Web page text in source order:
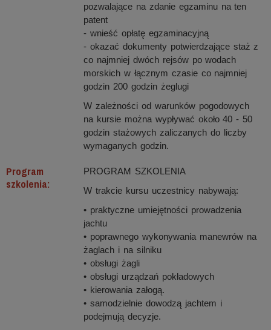
pozwalające na zdanie egzaminu na ten
patent
- wnieść opłatę egzaminacyjną
- okazać dokumenty potwierdzające staż z
co najmniej dwóch rejsów po wodach
morskich w łącznym czasie co najmniej
godzin 200 godzin żeglugi
W zależności od warunków pogodowych
na kursie można wypływać około 40 - 50
godzin stażowych zaliczanych do liczby
wymaganych godzin.
Program
szkolenia:
PROGRAM SZKOLENIA
W trakcie kursu uczestnicy nabywają:
• praktyczne umiejętności prowadzenia
jachtu
• poprawnego wykonywania manewrów na
żaglach i na silniku
• obsługi żagli
• obsługi urządzań pokładowych
• kierowania załogą.
• samodzielnie dowodzą jachtem i
podejmują decyzje.